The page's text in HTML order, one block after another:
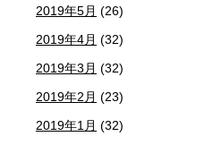
2019年5月 (26)
2019年4月 (32)
2019年3月 (32)
2019年2月 (23)
2019年1月 (32)